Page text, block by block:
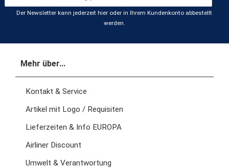
Der Newsletter kann jederzeit hier oder in Ihrem Kundenkonto abbestellt
werden.
Mehr über...
Kontakt & Service
Artikel mit Logo / Requisiten
Lieferzeiten & Info EUROPA
Airliner Discount
Umwelt & Verantwortung